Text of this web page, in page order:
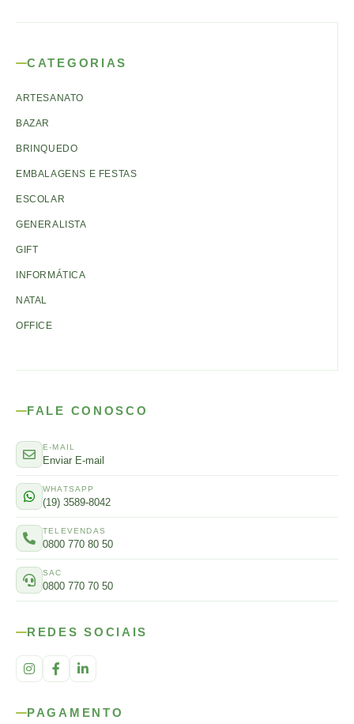
CATEGORIAS
ARTESANATO
BAZAR
BRINQUEDO
EMBALAGENS E FESTAS
ESCOLAR
GENERALISTA
GIFT
INFORMÁTICA
NATAL
OFFICE
FALE CONOSCO
E-MAIL
Enviar E-mail
WHATSAPP
(19) 3589-8042
TELEVENDAS
0800 770 80 50
SAC
0800 770 70 50
REDES SOCIAIS
PAGAMENTO